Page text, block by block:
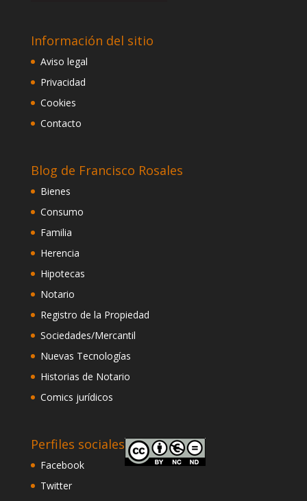
Información del sitio
Aviso legal
Privacidad
Cookies
Contacto
Blog de Francisco Rosales
Bienes
Consumo
Familia
Herencia
Hipotecas
Notario
Registro de la Propiedad
Sociedades/Mercantil
Nuevas Tecnologías
Historias de Notario
Comics jurídicos
Perfiles sociales
Facebook
Twitter